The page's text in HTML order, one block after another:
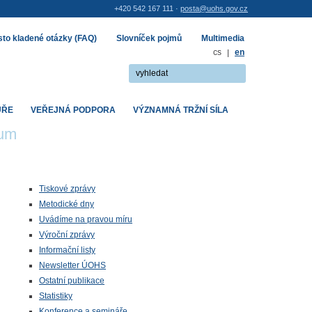
Tiskové zprávy
Metodické dny
Uvádíme na pravou míru
Výroční zprávy
Informační listy
Newsletter ÚOHS
Ostatní publikace
Statistiky
VEŘEJNÁ PODPORA VÝZNAMNÁ TRŽNÍ SÍLA
kladené otázky (FAQ) Slovníček pojmů
Multimedia
cs
| en
+420 542 167 111 · posta@uohs.gov.cz